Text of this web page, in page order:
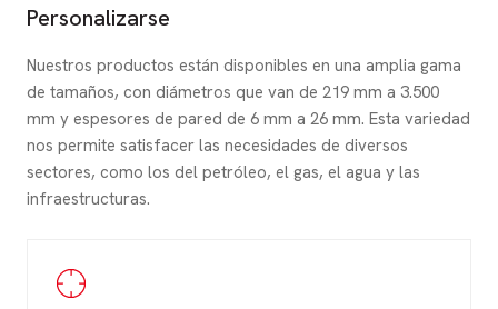
Personalizarse
Nuestros productos están disponibles en una amplia gama
de tamaños, con diámetros que van de 219 mm a 3.500
mm y espesores de pared de 6 mm a 26 mm. Esta variedad
nos permite satisfacer las necesidades de diversos
sectores, como los del petróleo, el gas, el agua y las
infraestructuras.